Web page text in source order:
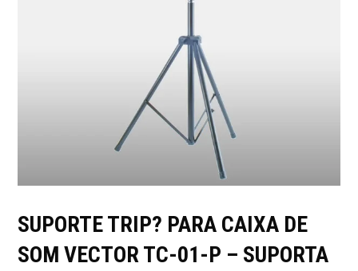
SUPORTE TRIP? PARA CAIXA DE
SOM VECTOR TC-01-P – SUPORTA